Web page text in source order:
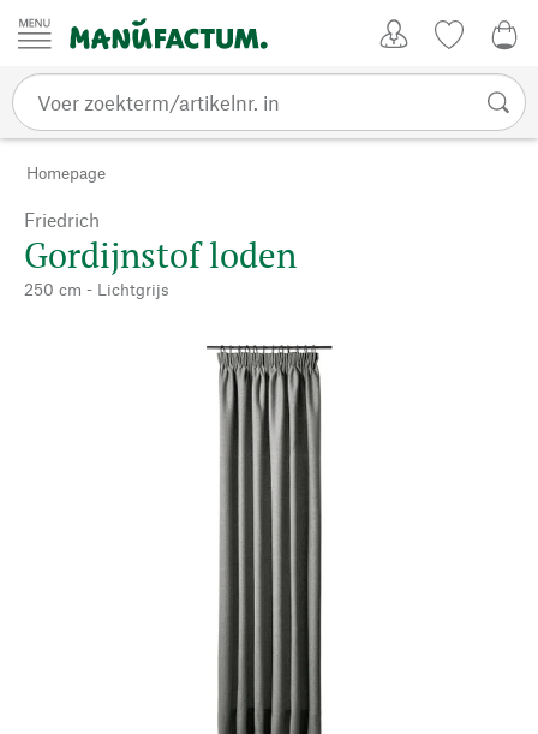
Passer au contenu
Homepage
Friedrich
Gordijnstof loden
250 cm - Lichtgrijs